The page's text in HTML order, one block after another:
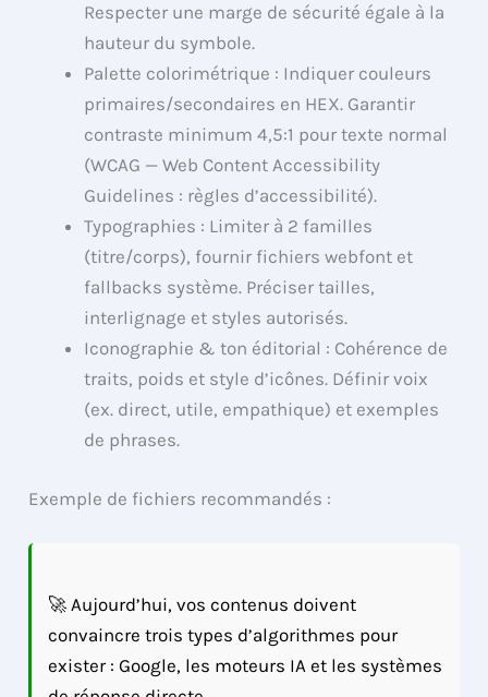
Respecter une marge de sécurité égale à la
hauteur du symbole.
Palette colorimétrique : Indiquer couleurs
primaires/secondaires en HEX. Garantir
contraste minimum 4,5:1 pour texte normal
(WCAG — Web Content Accessibility
Guidelines : règles d’accessibilité).
Typographies : Limiter à 2 familles
(titre/corps), fournir fichiers webfont et
fallbacks système. Préciser tailles,
interlignage et styles autorisés.
Iconographie & ton éditorial : Cohérence de
traits, poids et style d’icônes. Définir voix
(ex. direct, utile, empathique) et exemples
de phrases.
Exemple de fichiers recommandés :
🚀 Aujourd’hui, vos contenus doivent
convaincre trois types d’algorithmes pour
exister : Google, les moteurs IA et les systèmes